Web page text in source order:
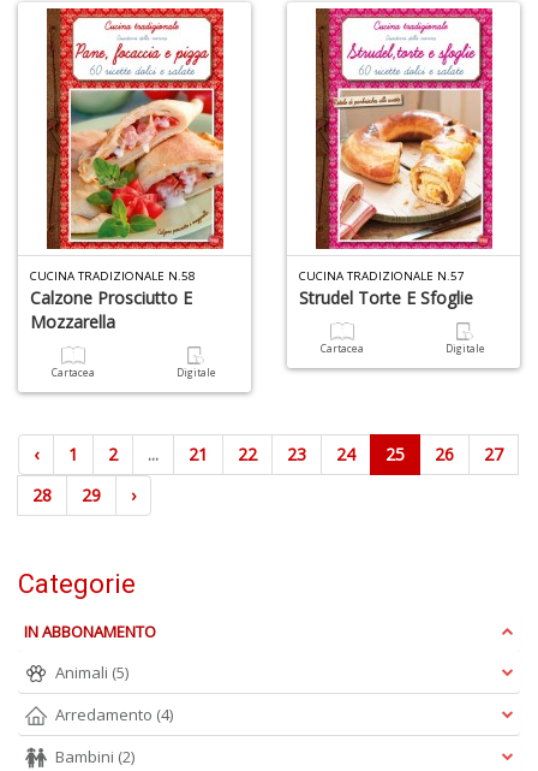
CUCINA TRADIZIONALE N.58
Calzone Prosciutto E
Mozzarella
Cartacea Digitale
CUCINA TRADIZIONALE N.57
Strudel Torte E Sfoglie
Cartacea Digitale
‹ 1 2 ... 21 22 23 24 25 26
27
28
29 ›
Categorie
IN ABBONAMENTO
Animali (5)
Arredamento (4)
Bambini (2)